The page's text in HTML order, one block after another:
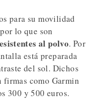
para su movilidad
lo que son
al polvo. Por
está preparada
del sol. Dichos
firmas como Garmin
300 y 500 euros.